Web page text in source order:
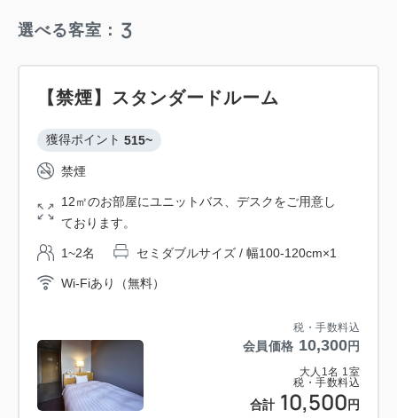
選べる客室： 3
税・手数料込
会員価格 10,300円
大人 1名 1室
税・手数料込
合計 10,500 円
【禁煙】スタンダードルーム
獲得ポイント 515~
禁煙
12㎡のお部屋にユニットバス、デスクをご用意し
ております。
1~2名 セミダブルサイズ / 幅100-120cm×1
Wi-Fiあり（無料）